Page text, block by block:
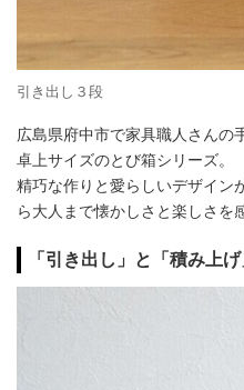
引き出し３段
広島県府中市で家具職人さんの
卓上サイズのとび箱シリーズ。
精巧な作りと愛らしいデザイン
ら大人まで懐かしさと楽しさを
「引き出し」と「積み上